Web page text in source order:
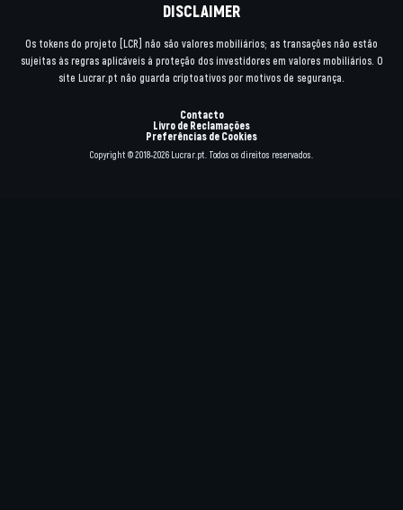
DISCLAIMER
Os tokens do projeto [LCR] não são valores mobiliários; as transações não estão
sujeitas às regras aplicáveis à proteção dos investidores em valores mobiliários. O
site Lucrar.pt não guarda criptoativos por motivos de segurança.
Contacto
Livro de Reclamações
Preferências de Cookies
Copyright © 2018-2026 Lucrar.pt. Todos os direitos reservados.